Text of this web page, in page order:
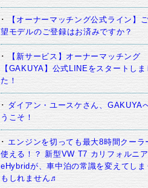
【オーナーマッチング公式ライン】
望モデルのご登録はお済みですか？
【新サービス】オーナーマッチング
【GAKUYA】公式LINEをスタートしま
た！
ダイアン・ユースケさん、GAKUYA
うこそ！
エンジンを切っても最大8時間クーラ
使える！？ 新型VW T7 カリフォルニア
eHybridが、車中泊の常識を変えてしま
もしれません♬